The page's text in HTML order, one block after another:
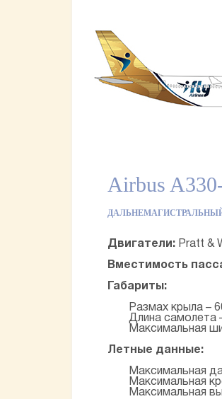
Airbus
Двигатели: Pratt &
Вместимость
Габариты:
Размах крыла –
Длина самолета
Максимальная
Летные данные:
Максимальная
Максимальная
Максимальная